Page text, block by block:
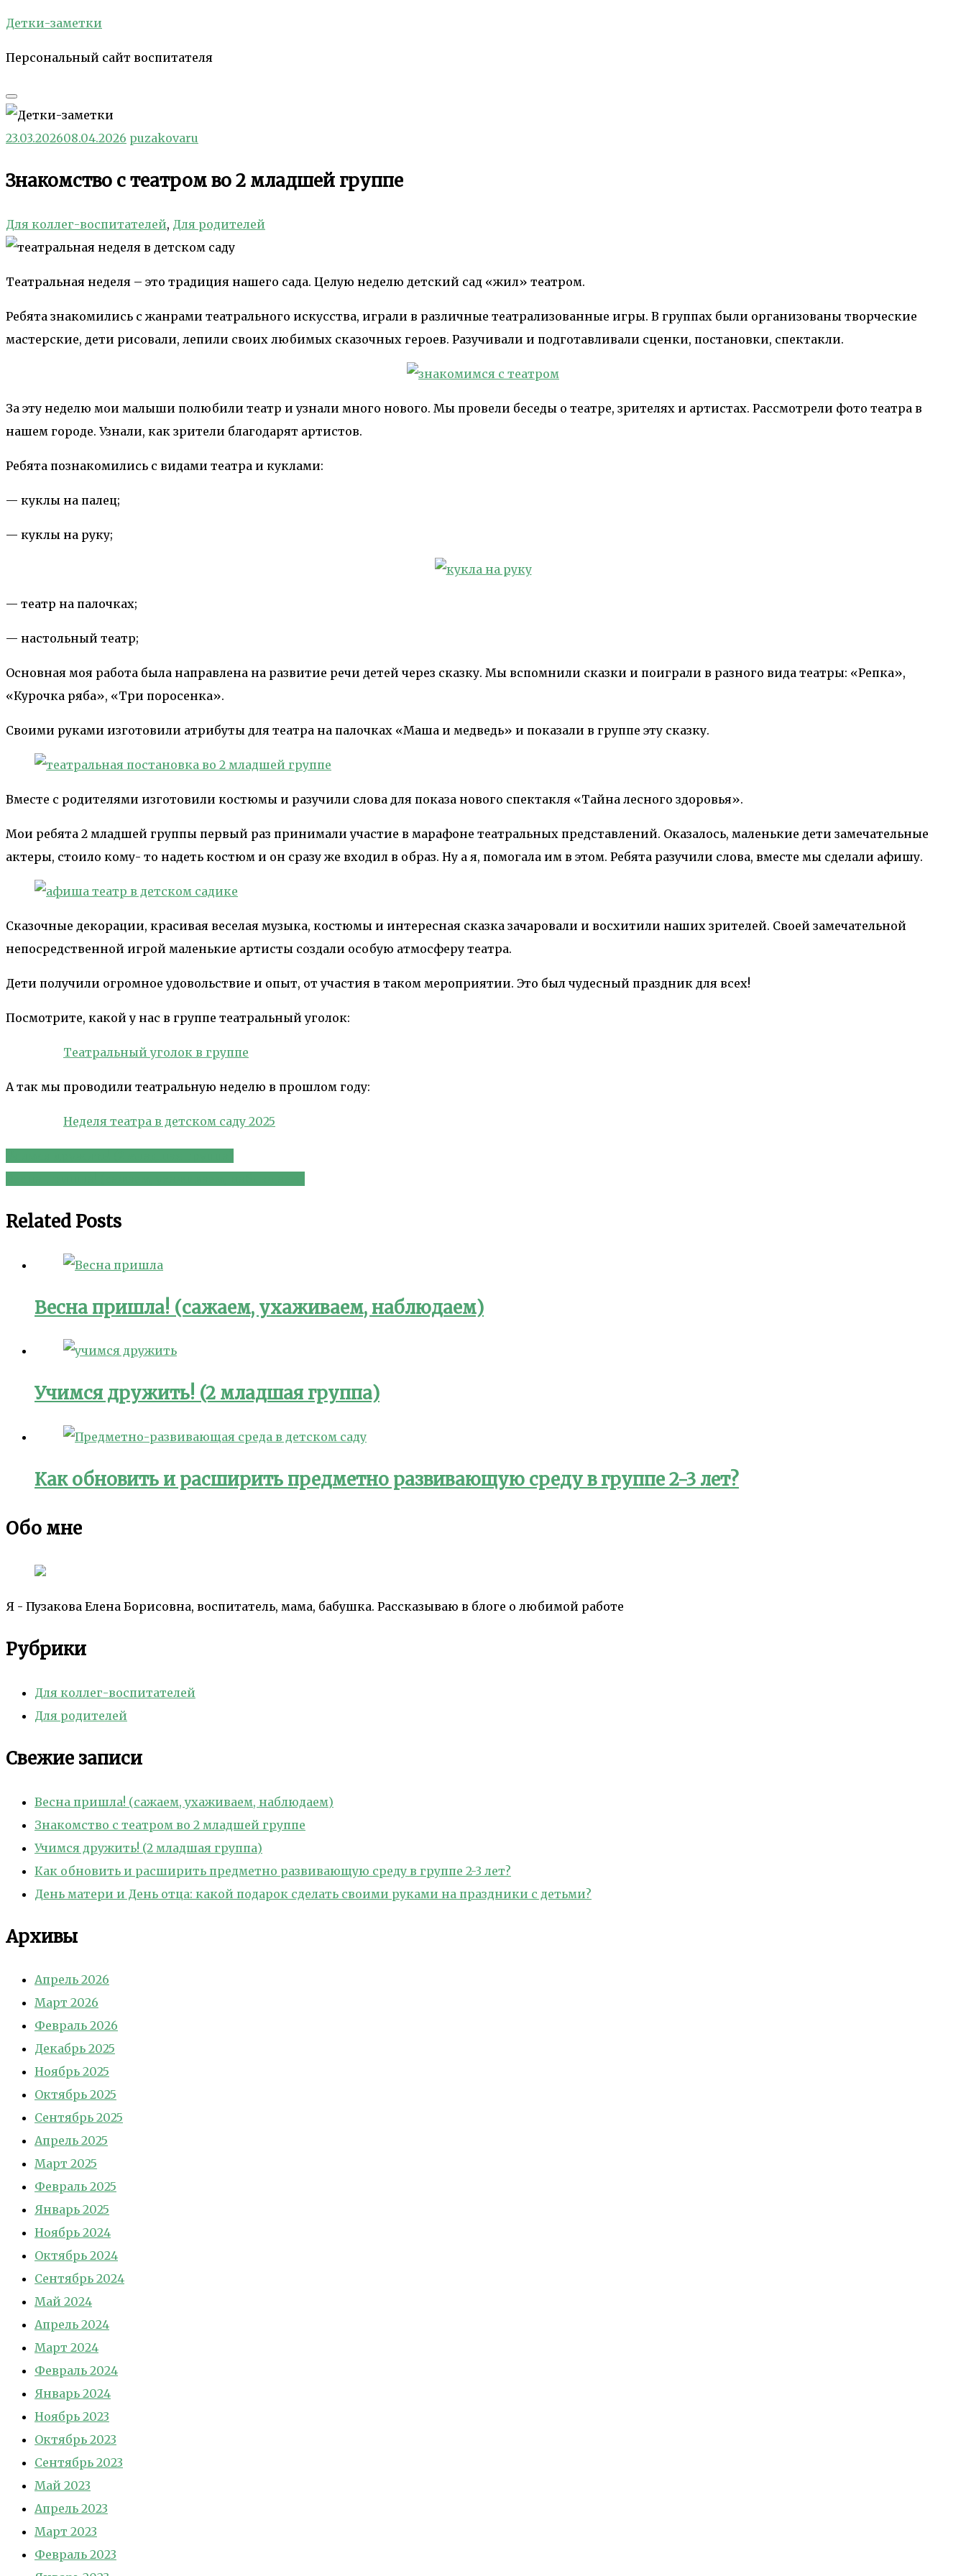
Skip
content
Детки-заметки
Персональный сайт воспитателя
23.03.202608.04.2026 puzakovaru
Знакомство с театром во 2 младшей группе
Для коллег-воспитателей, Для родителей
Театральная неделя – это традиция нашего сада. Целую неделю детский сад «жил» театром.
Ребята знакомились с жанрами театрального искусства, играли в различные театрализованные игры. В группах были организованы творческие
мастерские, дети рисовали, лепили своих любимых сказочных героев. Разучивали и подготавливали сценки, постановки, спектакли.
За эту неделю мои малыши полюбили театр и узнали много нового. Мы провели беседы о театре, зрителях и артистах. Рассмотрели фото театра в
нашем городе. Узнали, как зрители благодарят артистов.
Ребята познакомились с видами театра и куклами:
— куклы на палец;
— куклы на руку;
— театр на палочках;
— настольный театр;
Основная моя работа была направлена на развитие речи детей через сказку. Мы вспомнили сказки и поиграли в разного вида театры: «Репка»,
«Курочка ряба», «Три поросенка».
Своими руками изготовили атрибуты для театра на палочках «Маша и медведь» и показали в группе эту сказку.
Вместе с родителями изготовили костюмы и разучили слова для показа нового спектакля «Тайна лесного здоровья».
Мои ребята 2 младшей группы первый раз принимали участие в марафоне театральных представлений. Оказалось, маленькие дети замечательные
актеры, стоило кому- то надеть костюм и он сразу же входил в образ. Ну а я, помогала им в этом. Ребята разучили слова, вместе мы сделали афишу.
Сказочные декорации, красивая веселая музыка, костюмы и интересная сказка зачаровали и восхитили наших зрителей. Своей замечательной
непосредственной игрой маленькие артисты создали особую атмосферу театра.
Дети получили огромное удовольствие и опыт, от участия в таком мероприятии. Это был чудесный праздник для всех!
Посмотрите, какой у нас в группе театральный уголок:
Театральный уголок в группе
А так мы проводили театральную неделю в прошлом году:
Неделя театра в детском саду 2025
Навигация
записям
Related Posts
Весна пришла! (сажаем, ухаживаем, наблюдаем)
Учимся дружить! (2 младшая группа)
Как обновить и расширить предметно развивающую среду в группе 2-3 лет?
Обо мне
Я - Пузакова Елена Борисовна, воспитатель, мама, бабушка. Рассказываю в блоге о любимой работе
Рубрики
Для коллег-воспитателей
Для родителей
Свежие записи
Весна пришла! (сажаем, ухаживаем, наблюдаем)
Знакомство с театром во 2 младшей группе
Учимся дружить! (2 младшая группа)
Как обновить и расширить предметно развивающую среду в группе 2-3 лет?
День матери и День отца: какой подарок сделать своими руками на праздники с детьми?
Архивы
Апрель 2026
Март 2026
Февраль 2026
Декабрь 2025
Ноябрь 2025
Октябрь 2025
Сентябрь 2025
Апрель 2025
Март 2025
Февраль 2025
Январь 2025
Ноябрь 2024
Октябрь 2024
Сентябрь 2024
Май 2024
Апрель 2024
Март 2024
Февраль 2024
Январь 2024
Ноябрь 2023
Октябрь 2023
Сентябрь 2023
Май 2023
Апрель 2023
Март 2023
Февраль 2023